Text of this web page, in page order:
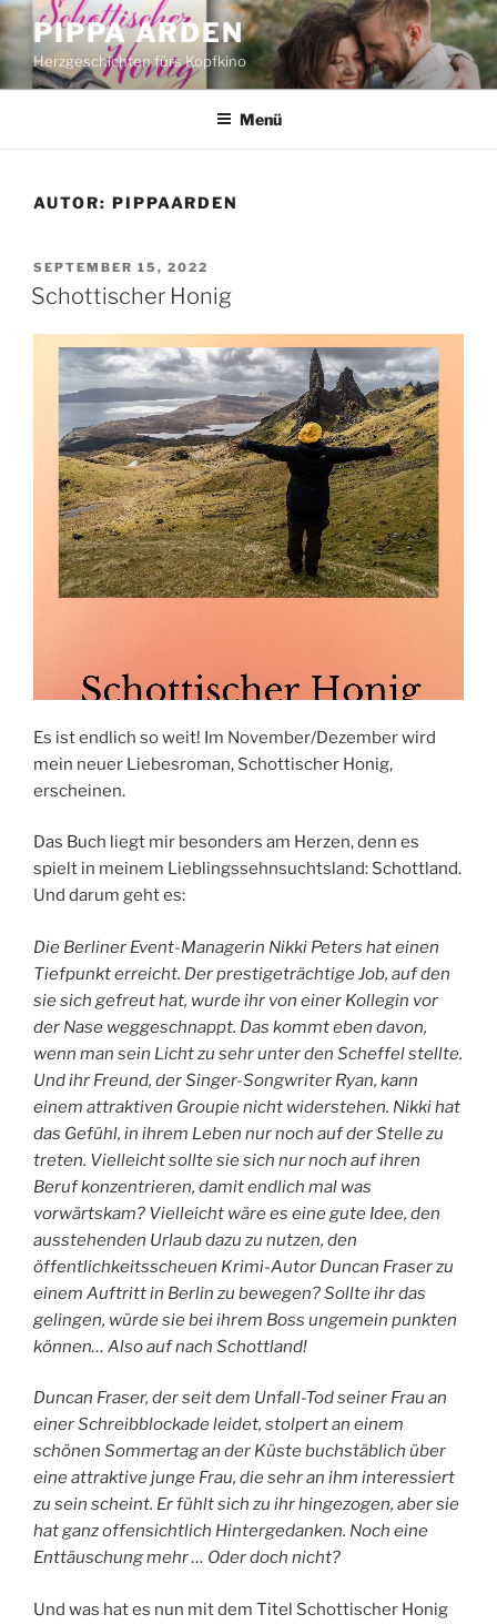
Zum
Inhalt
springen
PIPPA ARDEN
Herzgeschichten fürs Kopfkino
Menü
AUTOR: PIPPAARDEN
VERÖFFENTLICHT
AM
SEPTEMBER 15, 2022
Schottischer Honig
Es ist endlich so weit! Im November/Dezember wird
mein neuer Liebesroman, Schottischer Honig,
erscheinen.
Das Buch liegt mir besonders am Herzen, denn es
spielt in meinem Lieblingssehnsuchtsland: Schottland.
Und darum geht es:
Die Berliner Event-Managerin Nikki Peters hat einen
Tiefpunkt erreicht. Der prestigeträchtige Job, auf den
sie sich gefreut hat, wurde ihr von einer Kollegin vor
der Nase weggeschnappt. Das kommt eben davon,
wenn man sein Licht zu sehr unter den Scheffel stellte.
Und ihr Freund, der Singer-Songwriter Ryan, kann
einem attraktiven Groupie nicht widerstehen. Nikki hat
das Gefühl, in ihrem Leben nur noch auf der Stelle zu
treten. Vielleicht sollte sie sich nur noch auf ihren
Beruf konzentrieren, damit endlich mal was
vorwärtskam? Vielleicht wäre es eine gute Idee, den
ausstehenden Urlaub dazu zu nutzen, den
öffentlichkeitsscheuen Krimi-Autor Duncan Fraser zu
einem Auftritt in Berlin zu bewegen? Sollte ihr das
gelingen, würde sie bei ihrem Boss ungemein punkten
können… Also auf nach Schottland!
Duncan Fraser, der seit dem Unfall-Tod seiner Frau an
einer Schreibblockade leidet, stolpert an einem
schönen Sommertag an der Küste buchstäblich über
eine attraktive junge Frau, die sehr an ihm interessiert
zu sein scheint. Er fühlt sich zu ihr hingezogen, aber sie
hat ganz offensichtlich Hintergedanken. Noch eine
Enttäuschung mehr … Oder doch nicht?
Und was hat es nun mit dem Titel Schottischer Honig